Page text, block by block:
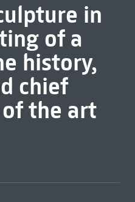
in
of a
history,
chief
the art